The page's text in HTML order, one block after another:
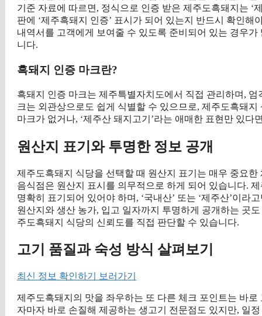
기준 자료에 따르면, 정식으로 인증 받은 제주도흑돼지는 ‘
판에 ‘제주흑돼지 인증’ 표시가 되어 있는지 반드시 확인
내역서를 고객에게 보여줄 수 있도록 준비되어 있는 경우
니다.
흑돼지 인증 마크란?
흑돼지 인증 마크는 제주특별자치도에서 직접 관리하며,
크는 외관상으로도 쉽게 식별할 수 있으므로, 제주도흑돼
마크가 없거나, ‘제주산 돼지고기’라는 애매한 표현만 있
원산지 표기와 투명한 정보 공개
제주도흑돼지 식당을 선택할 때 원산지 표기는 매우 중요
음식점은 원산지 표시를 의무적으로 하게 되어 있습니다.
명확히 표기되어 있어야 하며, ‘국내산’ 또는 ‘제주산’이
원산지와 생산 농가, 입고 일자까지 투명하게 공개하는 곳
주도흑돼지 식당의 신뢰도를 직접 판단할 수 있습니다.
고기 품질과 숙성 방식 살펴보기
최신 정보 확인하기 보러가기
제주도흑돼지의 맛을 좌우하는 또 다른 체크 포인트는 바
자마자 바로 손질해 제공하는 생고기 전문점도 있지만, 일